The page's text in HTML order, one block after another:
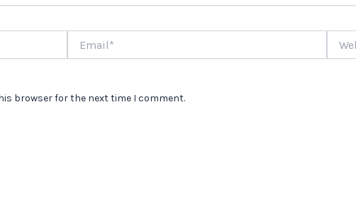
browser for the next time I comment.